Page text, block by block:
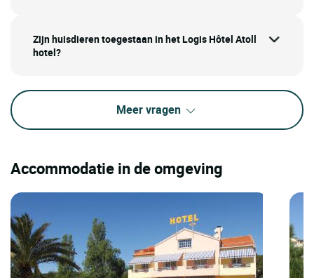
Zijn huisdieren toegestaan in het Logis Hôtel Atoll
hotel?
Meer vragen
Accommodatie in de omgeving